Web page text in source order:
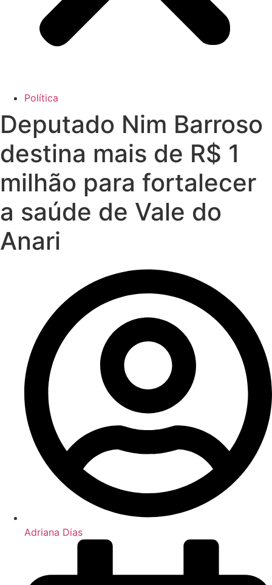
Política
Deputado Nim Barroso
destina mais de R$ 1
milhão para fortalecer
a saúde de Vale do
Anari
Adriana Dias